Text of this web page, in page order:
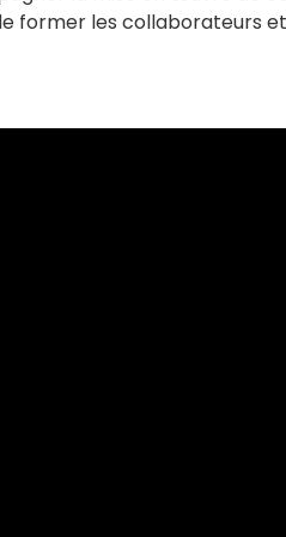
former les collaborateurs